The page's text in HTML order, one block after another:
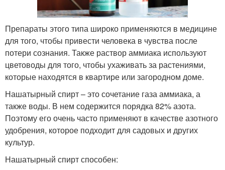
Препараты этого типа широко применяются в медицине
для того, чтобы привести человека в чувства после
потери сознания. Также раствор аммиака используют
цветоводы для того, чтобы ухаживать за растениями,
которые находятся в квартире или загородном доме.
Нашатырный спирт – это сочетание газа аммиака, а
также воды. В нем содержится порядка 82% азота.
Поэтому его очень часто применяют в качестве азотного
удобрения, которое подходит для садовых и других
культур.
Нашатырный спирт способен: